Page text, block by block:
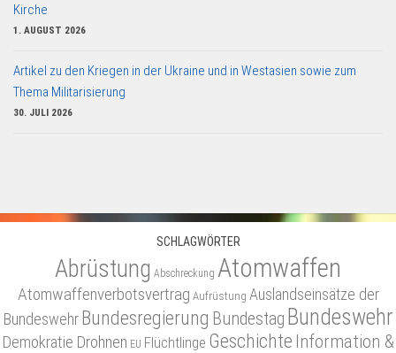
Kirche
1. AUGUST 2026
Artikel zu den Kriegen in der Ukraine und in Westasien sowie zum
Thema Militarisierung
30. JULI 2026
SCHLAGWÖRTER
Abrüstung Abschreckung Atomwaffen
Atomwaffenverbotsvertrag Aufrüstung Auslandseinsätze der
BundeswehrBundesregierung Bundestag Bundeswehr
Demokratie Drohnen EU Flüchtlinge Geschichte Information &